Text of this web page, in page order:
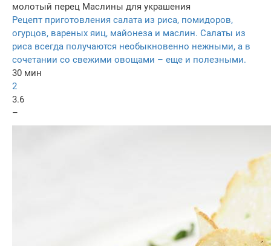
молотый перец Маслины для украшения
Рецепт приготовления салата из риса, помидоров,
огурцов, вареных яиц, майонеза и маслин. Салаты из
риса всегда получаются необыкновенно нежными, а в
сочетании со свежими овощами – еще и полезными.
30 мин
2
3.6
–